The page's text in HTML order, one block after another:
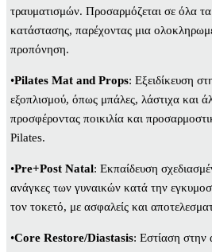
τραυματισμών. Προσαρμόζεται σε όλα
κατάστασης, παρέχοντας μια
προπόνηση.
•Pilates Mat and Props: Εξειδίκευση
εξοπλισμού, όπως μπάλες, λάστιχα και
προσφέροντας ποικιλία και
Pilates.
•Pre+Post Natal: Εκπαίδευση
ανάγκες των γυναικών κατά την
τον τοκετό, με ασφαλείς και
•Core Restore/Diastasis: Εστίαση στην